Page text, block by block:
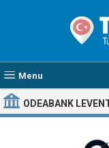
Menu
ODEABANK